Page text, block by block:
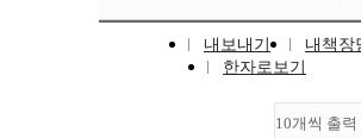
내보내기
내책장
한자로보기
10개씩 출력